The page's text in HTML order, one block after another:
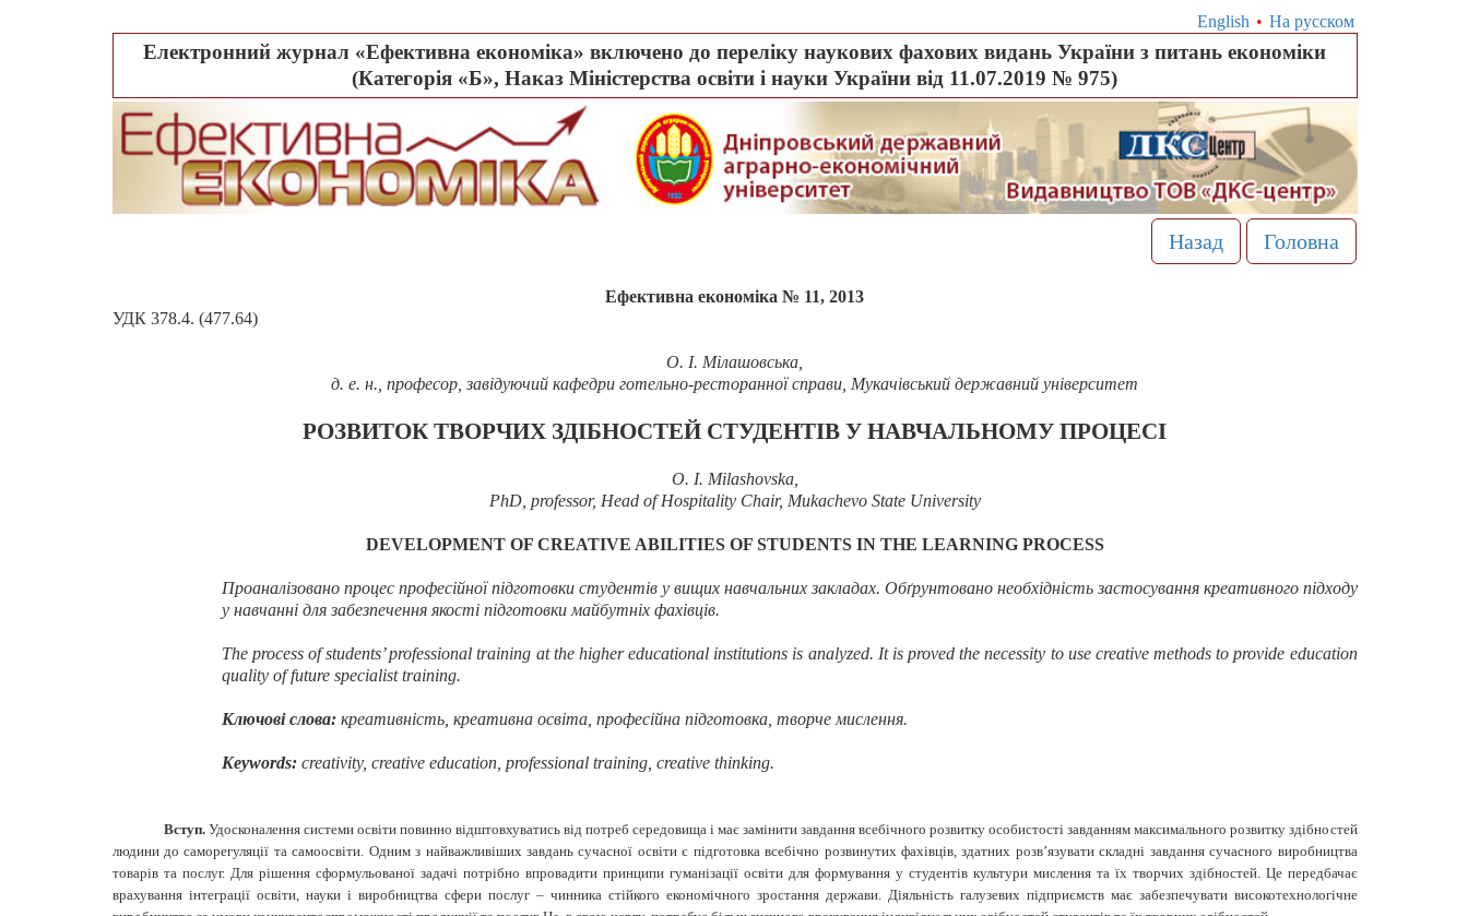
English • На русском
Електронний журнал «Ефективна економіка» включено до переліку наукових фахових видань України з питань економіки
(Категорія «Б», Наказ Міністерства освіти і науки України від 11.07.2019 № 975)
Назад Головна
Ефективна економіка № 11, 2013
УДК 378.4. (477.64)
О. І. Мілашовська
д. е. н., професор, завідуючий кафедри готельно-ресторанної справи, Мукачівський державний університет
РОЗВИТОК ТВОРЧИХ ЗДІБНОСТЕЙ СТУДЕНТІВ У НАВЧАЛЬНОМУ ПРОЦЕСІ
O. I. Milashovska,
PhD, professor, Head of Hospitality Chair, Mukachevo State University
DEVELOPMENT OF CREATIVE ABILITIES OF STUDENTS IN THE LEARNING PROCESS
Проаналізовано процес професійної підготовки студентів у вищих навчальних закладах. Обґрунтовано необхідність застосування креативного підходу
у навчанні для забезпечення якості підготовки майбутніх фахівців.
The process of students’ professional training at the higher educational institutions is analyzed. It is proved the necessity to use creative methods to provide education
quality of future specialist training.
Ключові слова: креативність, креативна освіта, професійна підготовка, творче мислення.
Keywords: creativity, creative education, professional training, creative thinking.
Вступ.Удосконалення системи освіти повинно відштовхуватись від потреб середовища і має замінити завдання всебічного розвитку особистості завданням максимального розвитку здібностей
людини до саморегуляції та самоосвіти. Одним з найважливіших завдань сучасної освіти є підготовка всебічно розвинутих фахівців, здатних розв’язувати складні завдання сучасного виробництва
товарів та послуг. Для рішення сформульованої задачі потрібно впровадити принципи гуманізації освіти для формування у студентів культури мислення та їх творчих здібностей. Це передбачає
врахування інтеграції освіти, науки і виробництва сфери послуг – чинника стійкого економічного зростання держави. Діяльність галузевих підприємств має забезпечувати високотехнологічне